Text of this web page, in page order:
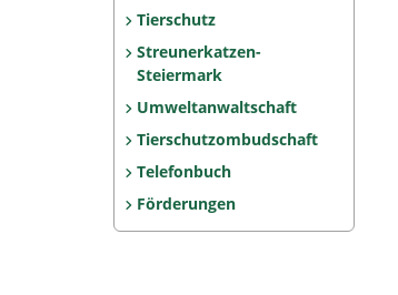
Tierschutz
Streunerkatzen-
Steiermark
Umweltanwaltschaft
Tierschutzombudschaft
Telefonbuch
Förderungen